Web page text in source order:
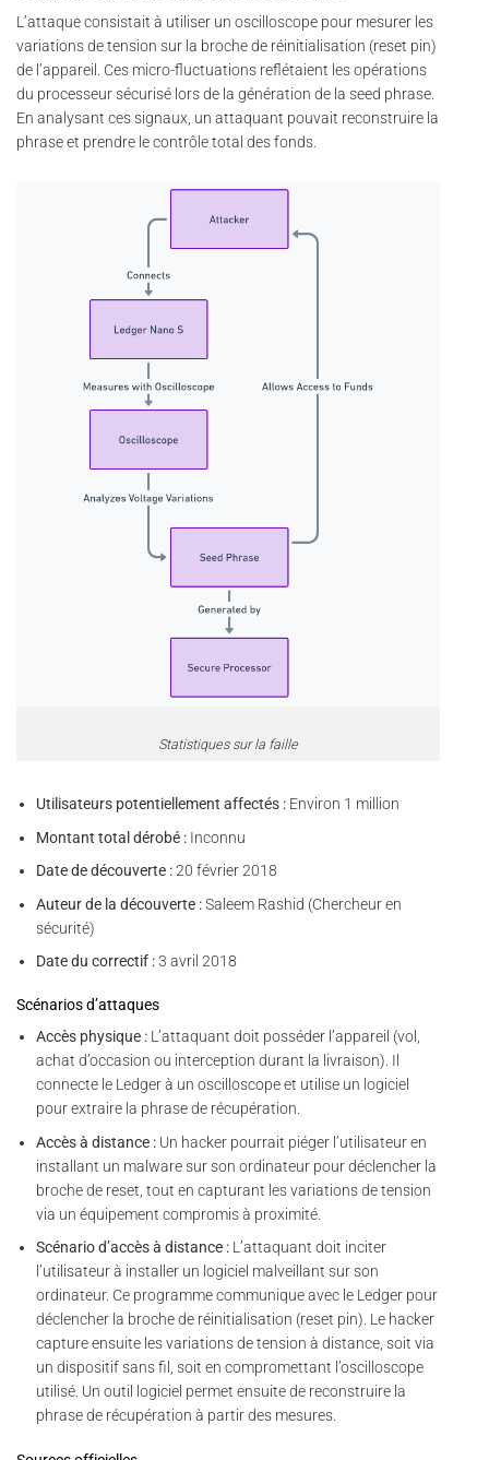
L’attaque consistait à utiliser un oscilloscope pour mesurer les
variations de tension sur la broche de réinitialisation (reset pin)
de l’appareil. Ces micro-fluctuations reflétaient les opérations
du processeur sécurisé lors de la génération de la seed phrase.
En analysant ces signaux, un attaquant pouvait reconstruire la
phrase et prendre le contrôle total des fonds.
Statistiques sur la faille
Utilisateurs potentiellement affectés : Environ 1 million
Montant total dérobé : Inconnu
Date de découverte :20 février 2018
Auteur de la découverte :Saleem Rashid (Chercheur en
sécurité)
Date du correctif :3 avril 2018
Scénarios d’attaques
Accès physique : L’attaquant doit posséder l’appareil (vol,
achat d’occasion ou interception durant la livraison). Il
connecte le Ledger à un oscilloscope et utilise un logiciel
pour extraire la phrase de récupération.
Accès à distance : Un hacker pourrait piéger l’utilisateur en
installant un malware sur son ordinateur pour déclencher la
broche de reset, tout en capturant les variations de tension
via un équipement compromis à proximité.
Scénario d’accès à distance : L’attaquant doit inciter
l’utilisateur à installer un logiciel malveillant sur son
ordinateur. Ce programme communique avec le Ledger pour
déclencher la broche de réinitialisation (reset pin). Le hacker
capture ensuite les variations de tension à distance, soit via
un dispositif sans fil, soit en compromettant l’oscilloscope
utilisé. Un outil logiciel permet ensuite de reconstruire la
phrase de récupération à partir des mesures.